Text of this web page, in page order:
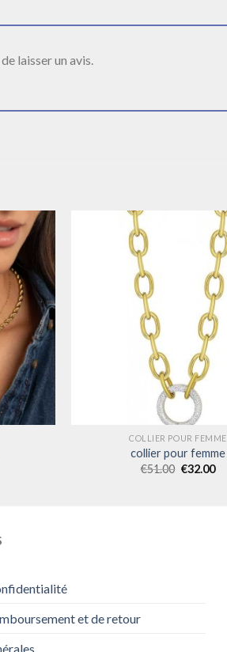
laisser un avis.
COLLIER POUR FEMME
collier pour femme
€51.00 €32.00
et de retour